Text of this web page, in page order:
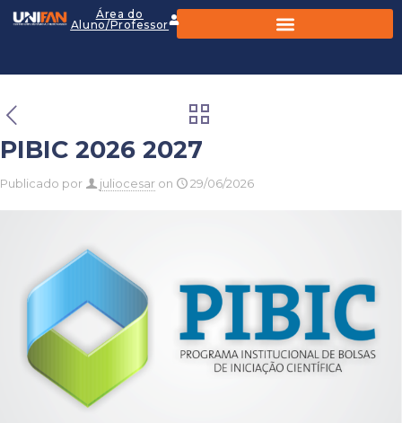
Área do
Aluno/Professor
PIBIC 2026 2027
Publicado por juliocesar on 29/06/2026